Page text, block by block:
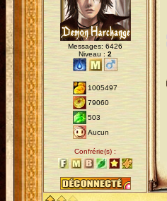
Messages: 6426
Niveau : 2
1005497
79060
503
Aucun
Confrérie(s) :